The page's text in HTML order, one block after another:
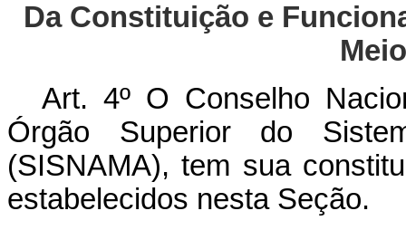
Da Constituição e
Art. 4º O Conselho
Órgão Superior do
(SISNAMA), tem sua
estabelecidos nesta Seção.